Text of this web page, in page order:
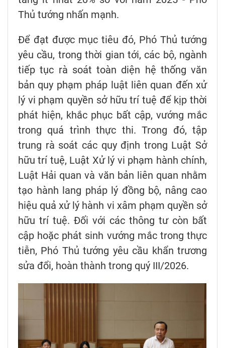
Thủ tướng nhấn mạnh.
Để đạt được mục tiêu đó, Phó Thủ tướng
yêu cầu, trong thời gian tới, các bộ, ngành
tiếp tục rà soát toàn diện hệ thống văn
bản quy phạm pháp luật liên quan đến xử
lý vi phạm quyền sở hữu trí tuệ để kịp thời
phát hiện, khắc phục bất cập, vướng mắc
trong quá trình thực thi. Trong đó, tập
trung rà soát các quy định trong Luật Sở
hữu trí tuệ, Luật Xử lý vi phạm hành chính,
Luật Hải quan và văn bản liên quan nhằm
tạo hành lang pháp lý đồng bộ, nâng cao
hiệu quả xử lý hành vi xâm phạm quyền sở
hữu trí tuệ. Đối với các thông tư còn bất
cập hoặc phát sinh vướng mắc trong thực
tiễn, Phó Thủ tướng yêu cầu khẩn trương
sửa đổi, hoàn thành trong quý III/2026.